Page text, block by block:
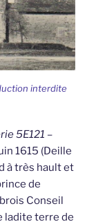
interdite
5E121 –
1615 (Deille
à très hault et
de
Conseil
ladite terre de